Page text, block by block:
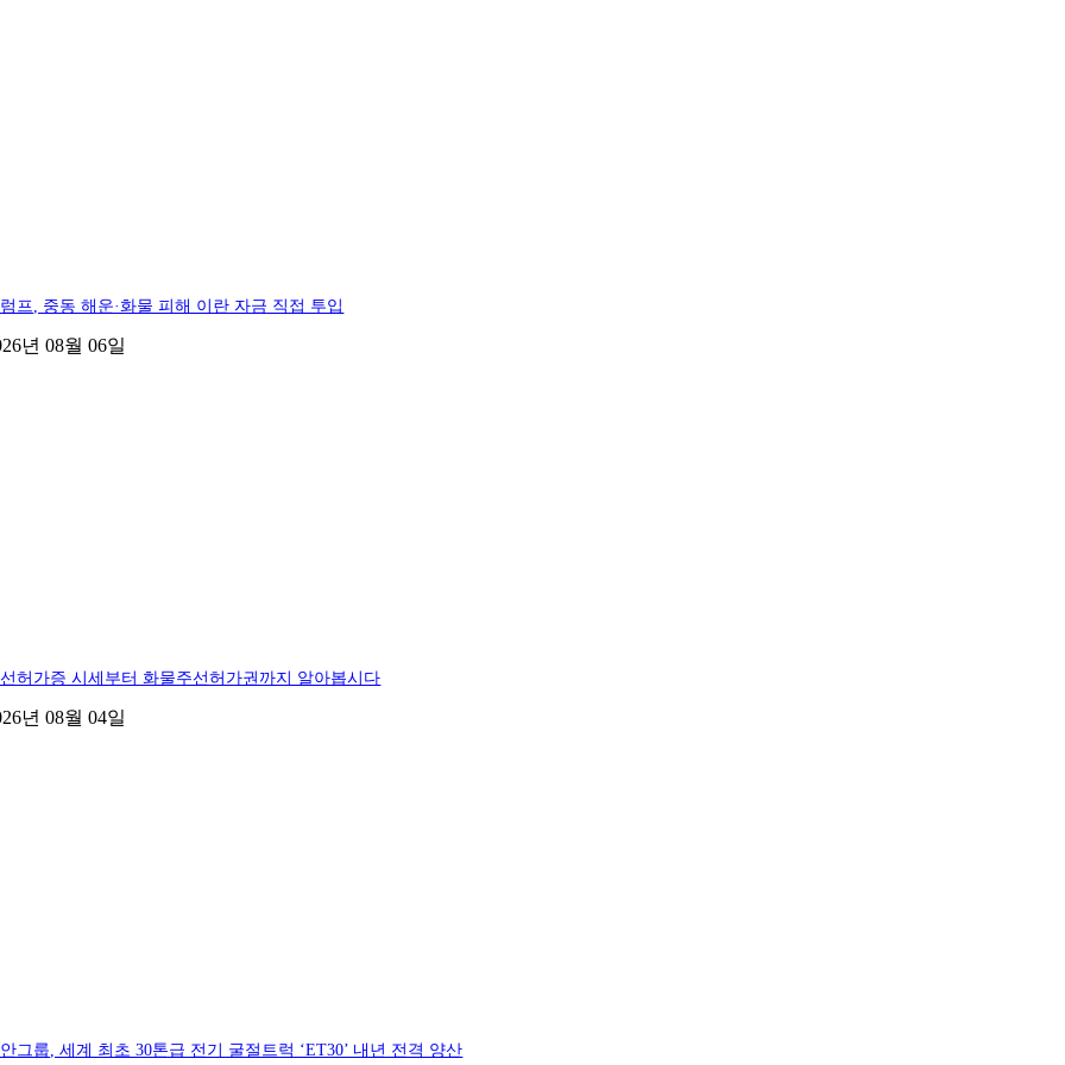
프, 중동 해운·화물 피해 이란 자금 직접 투입
년 08월 06일
허가증 시세부터 화물주선허가권까지 알아봅시다
년 08월 04일
그룹, 세계 최초 30톤급 전기 굴절트럭 ‘ET30’ 내년 전격 양산